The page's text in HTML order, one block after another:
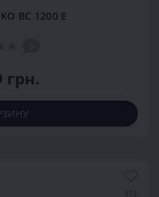
BC 1200 E
грн.